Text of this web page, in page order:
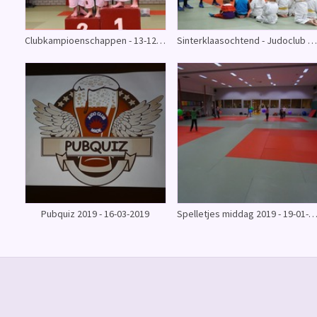
Clubkampioenschappen - 13-12-2019 en 15-12-2019 Sinterklaasochtend - Judoclub Made 24-11-2019
Pubquiz 2019 - 16-03-2019 Spelletjes middag 2019 - 19-01-2019